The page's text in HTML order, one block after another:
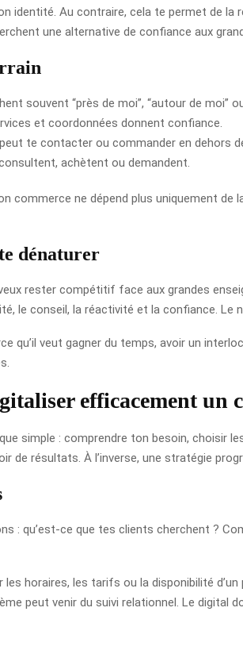
identité. Au contraire, cela te permet de
une alternative de confiance aux
souvent “près de moi”, “autour de moi”
et coordonnées donnent confiance.
te contacter ou commander en dehors de
achètent ou demandent.
ne dépend plus uniquement de
dénaturer
rester compétitif face aux grandes
le conseil, la réactivité et la confiance.
qu’il veut gagner du temps, avoir un
efficacement un
simple : comprendre ton besoin, choisir
de résultats. À l’inverse, une stratégie
: qu’est-ce que tes clients cherchent ?
horaires, les tarifs ou la disponibilité
peut venir du suivi relationnel. Le digital